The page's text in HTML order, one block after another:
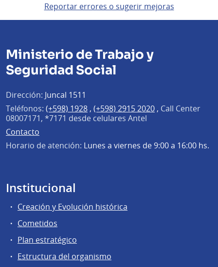
Reportar errores o sugerir mejoras
Ministerio de Trabajo y
Seguridad Social
Dirección: Juncal 1511
Teléfonos: (+598) 1928 , (+598) 2915 2020 , Call Center
08007171, *7171 desde celulares Antel
Contacto
Horario de atención: Lunes a viernes de 9:00 a 16:00 hs.
Institucional
Creación y Evolución histórica
Cometidos
Plan estratégico
Estructura del organismo